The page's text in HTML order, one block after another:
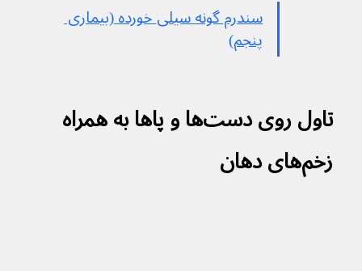
سندرم گونه سیلی خورده (بیماری
پنجم)
تاول روی دست‌ها و پاها به همراه
زخم‌های دهان